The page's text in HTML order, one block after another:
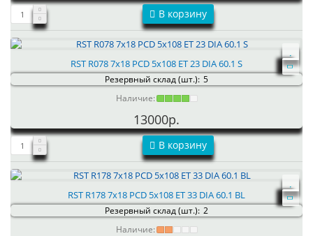
В корзину
RST R078 7x18 PCD 5x108 ET 23 DIA 60.1 S
Резервный склад (шт.): 5
Наличие:
13000р.
В корзину
RST R178 7x18 PCD 5x108 ET 33 DIA 60.1 BL
Резервный склад (шт.): 2
Наличие: